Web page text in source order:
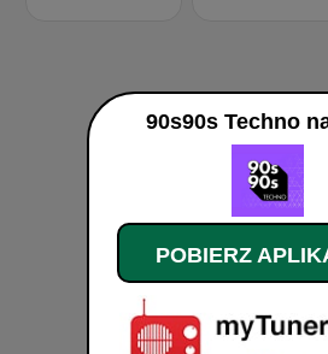
90s90s Techno
POBIERZ